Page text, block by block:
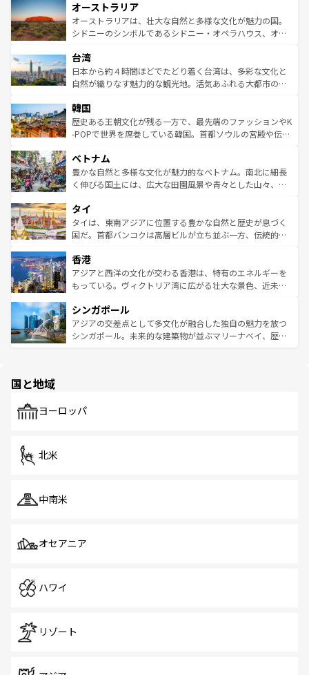
部のニューオーリンズでは、音楽と美食が融合した独特の
文化が魅力。旅行者はアメリカの各地域で異なる魅力を楽
しみながら、その多様性と豊かな歴史を感じることができ
ならではの贅沢な旅のスタイルだ。 なお、新着のアメリカ
情報はコンテンツ一覧を参照してほしい。
ワイ島は見逃せない。また、定番の観光地といえばオアフ
島だが、静かな自然を求めるならマウイ島やカウアイ島が
おすすめ。エメラルドグリーンに輝く海をはじめ、豊かな
れるおもてなしの心で訪れる人々を迎えてくれるハワイの
人々、おいしいローカルフードやハワイアンミュージッ
ク、伝統的なフラダンスなど、すべてがハワイの魅力を彩
ワイを、存分に味わってほしい。 なお、新着のハワイ情報
はコンテンツ一覧を参照してほしい。
オーストラリア
オーストラリアは、壮大な自然と多様な文化が魅力の国。
シドニーのシンボルであるシドニー・オペラハウス、オー
リアリーフや大陸中央部にそびえるウルル（エアーズロッ
ク）、タスマニアの美しい原生林やケアンズの熱帯雨林な
ど、見どころがたくさん。また、カフェやワイン、オージ
いる。アクティビティも充実しており、サーフィンやダイ
ビング、ハイキングなど、アウトドア好きにはたまらな
い。オーストラリアの多彩な魅力を存分に味わいつくそ
参照してほしい。
台湾
日本から約４時間ほどでたどり着く台湾は、多彩な文化と
自然が織りなす魅力的な観光地。活気あふれる大都市の台
ン）、静ひつな山岳地帯である台湾東部など、都市の喧騒
と山間の静けさが共存しており、訪れる人に新しい発見と
驚きをもたらしてくれる。また、奥深い台湾の食文化も魅
容にもいいと評判のスイーツなど、バラエティ豊かな料理
が味わえる。 なお、新着の台湾情報は コンテンツ一覧を参
照してほしい。
韓国
歴史ある王朝文化が残る一方で、最先端のファッションやK
-POPで世界を席巻している韓国。首都ソウルの宮殿や伝統
き、地方に足を延ばせば四季折々の自然美を楽しむことが
できる。そして、キムチや焼肉、絶品のストリートフード
まで、さまざまな韓国料理が待っている。夜には、韓国な
リティに包まれながら、韓国の多彩な魅力を心ゆくまで味
わってみてほしい。 なお、新着の韓国情報はコンテンツ一
覧を参照してほしい。
ベトナム
豊かな自然と多様な文化が魅力的なベトナム。南北に細長
く伸びる国土には、広大な田園風景や青々とした山々、世
急速な発展と共に伝統が息づく。ハノイの古い町並みやホ
ーチミン市のフランス統治時代の建物も、独特の雰囲気を
醸し出している。また、バラエティの豊かさとおいしさで
とつ。フォーやバインミー、ベトナムコーヒーなどは、ぜ
ひ現地で味わいたい。どの地域を訪れてもあたたかい人々
が旅行者を迎えてくれるので、きっと忘れられない旅にな
参照してほしい。
タイ
タイは、東南アジアに位置する豊かな自然と歴史が息づく
国だ。首都バンコクは高層ビルが立ち並ぶ一方、伝統的な
の活気が交差している。北部ではチェンマイなどの山岳地
帯で自然と触れ合い、南部ではプーケットやクラビの美し
いビーチでリゾート気分を楽しむことができる。タイ料理
激する。気候は一年中温暖で、どの季節にも異なる楽しみ
が待っている。親しみやすいタイの人々、仏教を中心とし
た文化、そして多様な観光資源が、訪れる旅人を魅了し続
香港
アジアと西洋の文化が交わる香港は、特有のエネルギーを
もっている。ヴィクトリア湾に広がる壮大な景色、近未来
み、どこを訪れても感動するはず。観光スポットが密集し
ており、効率よく見どころを回れるのも魅力。息をのむよ
うな絶景から文化的な体験まで、香港を存分に楽しみ尽く
シンガポール
アジアの交差点として多文化が融合した独自の魅力を放つ
シンガポール。未来的な建築物が並ぶマリーナベイ、歴史
で、ホーカーズは地元の風情を楽しめる外せないスポット
国と地域
ヨーロッパ
北米
中南米
オセアニア
ハワイ
リゾート